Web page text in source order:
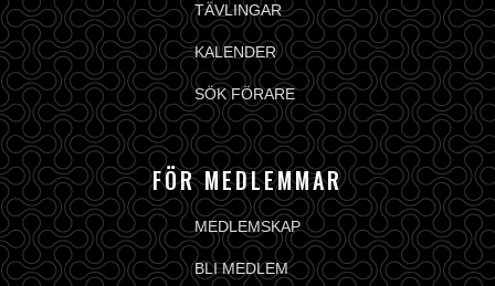
TÄVLINGAR
KALENDER
SÖK FÖRARE
FÖR MEDLEMMAR
MEDLEMSKAP
BLI MEDLEM